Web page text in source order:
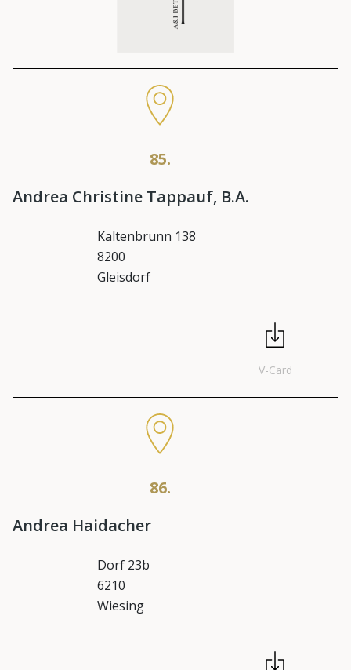
85.
Andrea Christine Tappauf, B.A.
Kaltenbrunn 138
8200
Gleisdorf
V-Card
86.
Andrea Haidacher
Dorf 23b
6210
Wiesing